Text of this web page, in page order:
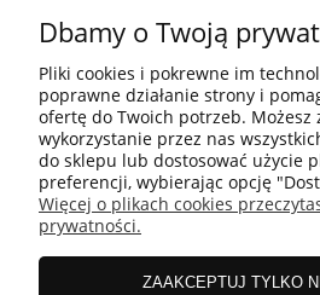
10 KROKÓW
ZAKUPY
Dbamy o Twoją
Pliki cookies i pokrewne im
poprawne działanie strony i
ofertę do Twoich potrzeb. Możesz
wykorzystanie przez nas
do sklepu lub dostosować użycie
preferencji, wybierając opcję
Więcej o plikach cookies
prywatności.
ZAAKCEPTUJ TYLKO